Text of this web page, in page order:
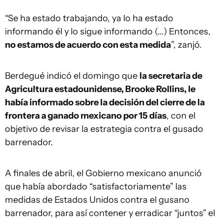
“Se ha estado trabajando, ya lo ha estado
informando él y lo sigue informando (...) Entonces,
no estamos de acuerdo con esta medida”, zanjó.
Berdegué indicó el domingo que la secretaria de
Agricultura estadounidense, Brooke Rollins, le
había informado sobre la decisión del cierre de la
frontera a ganado mexicano por 15 días, con el
objetivo de revisar la estrategia contra el gusado
barrenador.
A finales de abril, el Gobierno mexicano anunció
que había abordado “satisfactoriamente” las
medidas de Estados Unidos contra el gusano
barrenador, para así contener y erradicar “juntos” el